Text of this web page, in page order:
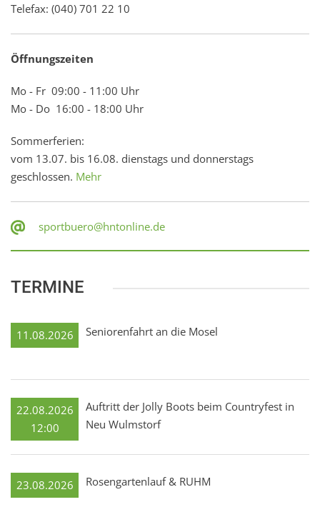
Telefax: (040) 701 22 10
Öffnungszeiten
Mo - Fr 09:00 - 11:00 Uhr
Mo - Do 16:00 - 18:00 Uhr
Sommerferien:
vom 13.07. bis 16.08. dienstags und donnerstags
geschlossen. Mehr
sportbuero@hntonline.de
TERMINE
11.08.2026 Seniorenfahrt an die Mosel
22.08.2026
12:00
Auftritt der Jolly Boots beim Countryfest in
Neu Wulmstorf
23.08.2026 Rosengartenlauf & RUHM